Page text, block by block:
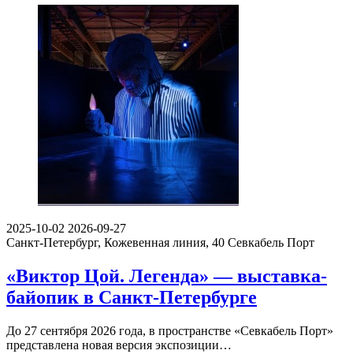
2025-10-02 2026-09-27
Санкт-Петербург, Кожевенная линия, 40 Севкабель Порт
«Виктор Цой. Легенда» — выставка-
байопик в Санкт-Петербурге
До 27 сентября 2026 года, в пространстве «Севкабель Порт»
представлена новая версия экспозиции…